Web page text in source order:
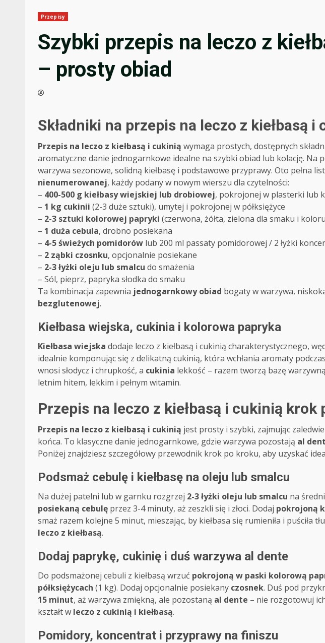
Przepisy
Szybki przepis na leczo z
– prosty obiad
Składniki na przepis na leczo z kiełbasą i
Przepis na leczo z kiełbasą i cukinią wymaga prostych, dostępnych
aromatyczne danie jednogarnkowe idealne na szybki obiad lub kolację. Na
warzywa sezonowe, solidną kiełbasę i podstawowe przyprawy. Oto pełna
nienumerowanej, każdy podany w nowym wierszu dla czytelności:
– 400-500 g kiełbasy wiejskiej lub drobiowej, pokrojonej w plasterki lub
– 1 kg cukinii (2-3 duże sztuki), umytej i pokrojonej w półksiężyce
– 2-3 sztuki kolorowej papryki (czerwona, żółta, zielona dla smaku i
– 1 duża cebula, drobno posiekana
– 4-5 świeżych pomidorów lub 200 ml passaty pomidorowej / 2 łyżki
– 2 ząbki czosnku, opcjonalnie posiekane
– 2-3 łyżki oleju lub smalcu do smażenia
– Sól, pieprz, papryka słodka do smaku
Ta kombinacja zapewnia jednogarnkowy obiad bogaty w warzywa,
bezglutenowej.
Kiełbasa wiejska, cukinia i kolorowa papryka
Kiełbasa wiejska dodaje leczo z kiełbasą i cukinią charakterystycznego,
idealnie komponując się z delikatną cukinią, która wchłania aromaty
wnosi słodycz i chrupkość, a cukinia lekkość – razem tworzą bazę
letnim hitem, lekkim i pełnym witamin.
Przepis na leczo z kiełbasą i cukinią krok
Przepis na leczo z kiełbasą i cukinią jest prosty i szybki, zajmując zaledwie
końca. To klasyczne danie jednogarnkowe, gdzie warzywa pozostają al
Poniżej znajdziesz szczegółowy przewodnik krok po kroku, aby uzyskać
Podsmaż cebulę i kiełbasę na oleju lub smalcu
Na dużej patelni lub w garnku rozgrzej 2-3 łyżki oleju lub smalcu na
posiekaną cebulę przez 3-4 minuty, aż zeszkli się i złoci. Dodaj pokrojoną
smaż razem kolejne 5 minut, mieszając, by kiełbasa się rumieniła i puściła
leczo z kiełbasą.
Dodaj paprykę, cukinię i duś warzywa al dente
Do podsmażonej cebuli z kiełbasą wrzuć pokrojoną w paski kolorową
półksiężycach (1 kg). Dodaj opcjonalnie posiekany czosnek. Duś pod
15 minut, aż warzywa zmiękną, ale pozostaną al dente – nie rozgotowuj
kształt w leczo z cukinią i kiełbasą.
Pomidory, koncentrat i przyprawy na finiszu